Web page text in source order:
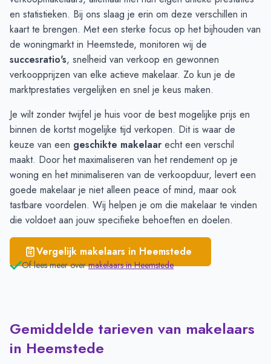
Haarlem
€ 6.422
Zandvoort
€ 5.893
Bennebroek
€ 5.488
Hoofddorp
€ 5.469
en statistieken. Bij ons slaag je erin om deze verschillen in
kaart te brengen. Met een sterke focus op het bijhouden van
de woningmarkt in Heemstede, monitoren wij de
succesratio's, snelheid van verkoop en gewonnen
verkoopprijzen van elke actieve makelaar. Zo kun je de
marktprestaties vergelijken en snel je keus maken.
Je wilt zonder twijfel je huis voor de best mogelijke prijs en
binnen de kortst mogelijke tijd verkopen. Dit is waar de
keuze van een geschikte makelaar echt een verschil
maakt. Door het maximaliseren van het rendement op je
woning en het minimaliseren van de verkoopduur, levert een
goede makelaar je niet alleen peace of mind, maar ook
tastbare voordelen. Wij helpen je om die makelaar te vinden
die voldoet aan jouw specifieke behoeften en doelen.
Vergelijk makelaars in Heemstede
Of lees meer over makelaars inHeemstede
Gemiddelde tarieven van makelaars
in Heemstede